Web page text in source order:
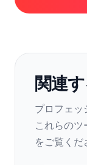
関連
プロフェ
これらの
をご覧くだ